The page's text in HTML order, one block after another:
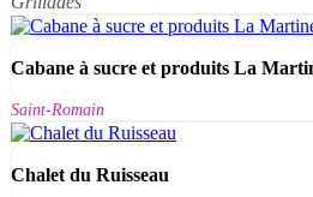
Cabane à sucre et produits La
Saint-Romain
Chalet du Ruisseau